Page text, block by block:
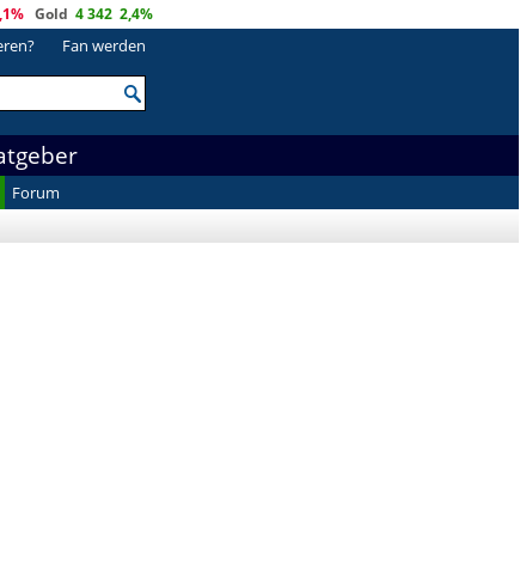
Gold 4 342 2,4%
Fan werden
Forum